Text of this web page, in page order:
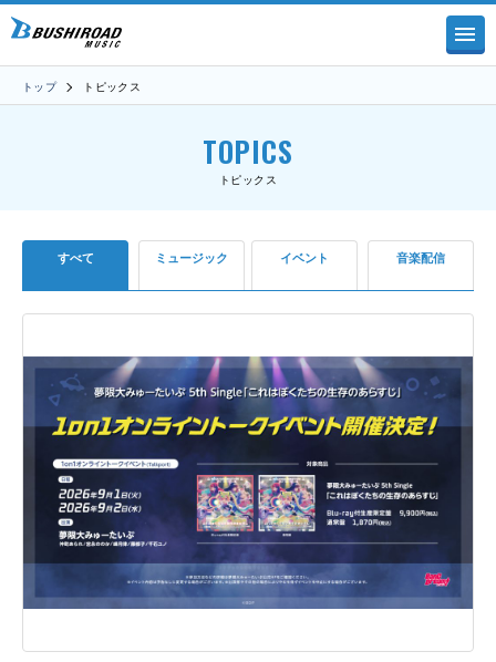
トップ トピックス
TOPICS
トピックス
すべて ミュージック イベント 音楽配信